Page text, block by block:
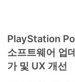
PlayStation
소프트웨어 업
가 및 UX 개선